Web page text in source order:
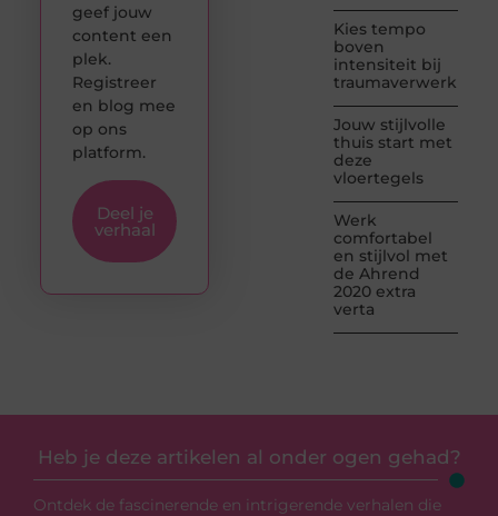
Kies tempo
boven
intensiteit bij
traumaverwerking
Jouw stijlvolle
thuis start met
deze
vloertegels
Werk
comfortabel
en stijlvol met
de Ahrend
2020 extra
verta
geef jouw
content een
plek.
Registreer
en blog mee
op ons
platform.
Deel je
verhaal
Heb je deze artikelen al onder ogen gehad?
Ontdek de fascinerende en intrigerende verhalen die